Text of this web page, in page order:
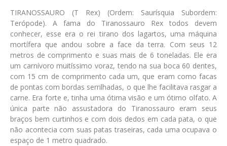
TIRANOSSAURO (T Rex)
(Ordem: Saurísquia Subordem:
Terópode). A fama do Tiranossauro Rex todos devem
conhecer, esse era o rei tirano dos lagartos, uma máquina
mortífera que andou sobre a face da terra. Com seus 12
metros de comprimento e suas mais de 6 toneladas. Ele era
um carnívoro muitíssimo voraz, tendo na sua boca 60 dentes,
com 15 cm de comprimento cada um, que eram como facas
de pontas com bordas serrilhadas, o que lhe facilitava rasgar a
carne. Era forte e, tinha uma ótima visão e um ótimo olfato. A
única parte não assustadora do Tiranossauro eram seus
braços bem curtinhos e com dois dedos em cada pata, o que
não acontecia com suas patas traseiras, cada uma ocupava o
espaço de 1 metro quadrado.